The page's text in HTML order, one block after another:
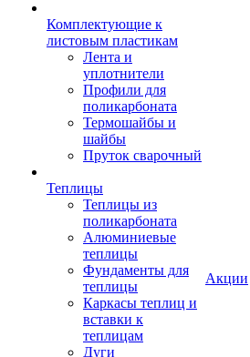
Комплектующие к
листовым пластикам
Лента и
уплотнители
Профили для
поликарбоната
Термошайбы и
шайбы
Пруток сварочный
Теплицы
Теплицы из
поликарбоната
Алюминиевые
теплицы
Фундаменты для
теплицы
Каркасы теплиц и
вставки к
теплицам
Дуги
Акции